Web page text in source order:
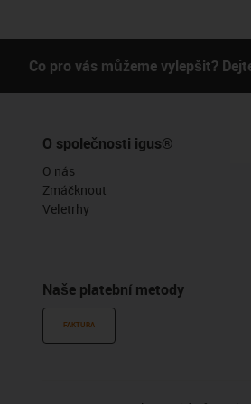
Co pro vás můžeme vylepšit?
O společnosti igus®
O nás
Zmáčknout
Veletrhy
Naše platební metody
FAKTURA